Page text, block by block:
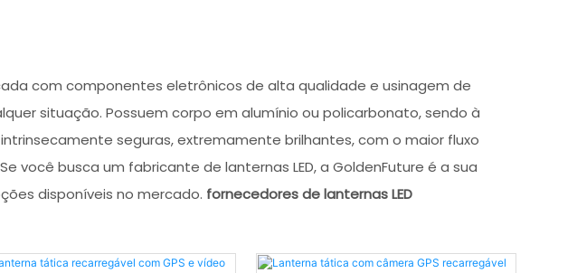
com componentes eletrônicos de alta qualidade e usinagem de
situação. Possuem corpo em alumínio ou policarbonato, sendo à
seguras, extremamente brilhantes, com o maior fluxo
você busca um fabricante de lanternas LED, a GoldenFuture é a sua
disponíveis no mercado. fornecedores de lanternas LED